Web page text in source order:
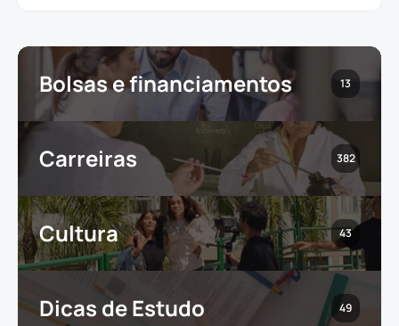
Bolsas e financiamentos 13
Carreiras 382
Cultura 43
Dicas de Estudo 49